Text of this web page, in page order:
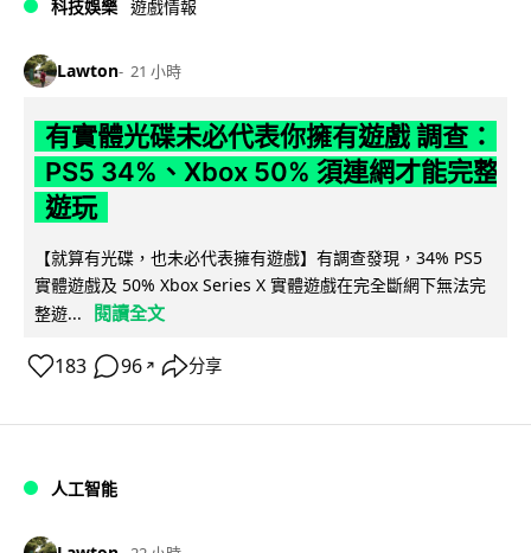
科技娛樂 遊戲情報
Lawton 21 小時
有實體光碟未必代表你擁有遊戲 調查：
PS5 34%、Xbox 50% 須連網才能完整
遊玩
【就算有光碟，也未必代表擁有遊戲】有調查發現，34% PS5
實體遊戲及 50% Xbox Series X 實體遊戲在完全斷網下無法完
整遊...
閱讀全文
183 96 ↗ 分享
人工智能